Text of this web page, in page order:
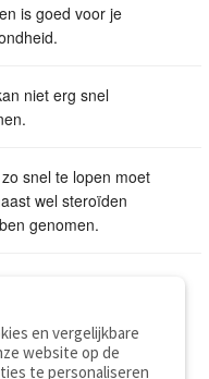
is goed voor je
niet erg snel
snel te lopen moet
wel steroïden
genomen.
en vergelijkbare
website op de
te personaliseren